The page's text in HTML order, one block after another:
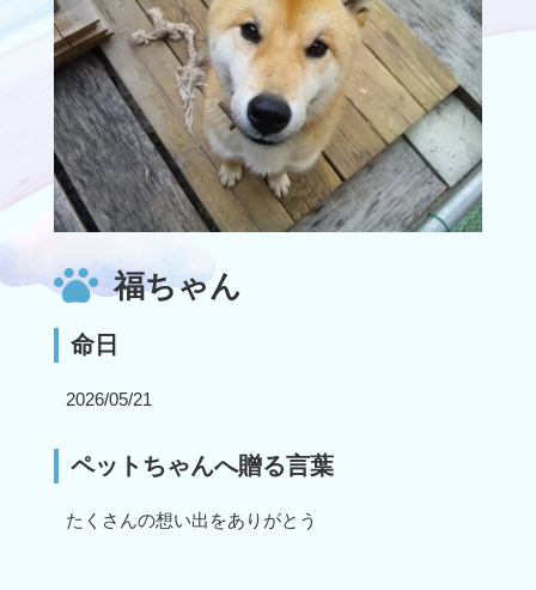
福ちゃん
命日
2026/05/21
ペットちゃんへ贈る言葉
たくさんの想い出をありがとう